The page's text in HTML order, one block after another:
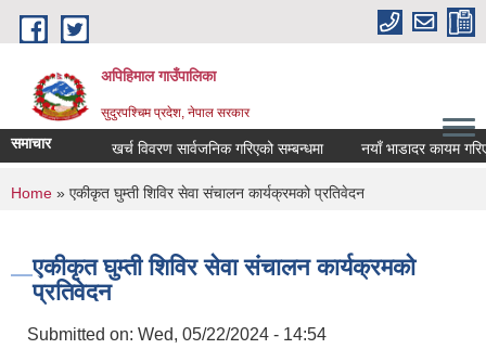
Skip to main content
अपिहिमाल गाउँपालिका
सुदुरपश्चिम प्रदेश, नेपाल सरकार
समाचार खर्च विवरण सार्वजनिक गरिएको सम्बन्धमा नयाँ भाडादर कायम
You are here
Home » एकीकृत घुम्ती शिविर सेवा संचालन कार्यक्रमको प्रतिवेदन
एकीकृत घुम्ती शिविर सेवा संचालन कार्यक्रमको
प्रतिवेदन
Submitted on: Wed, 05/22/2024 - 14:54